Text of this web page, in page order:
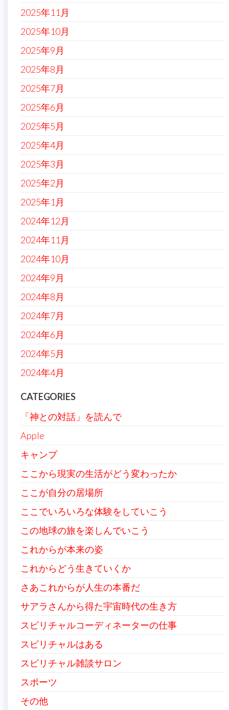
2025年11月
2025年10月
2025年9月
2025年8月
2025年7月
2025年6月
2025年5月
2025年4月
2025年3月
2025年2月
2025年1月
2024年12月
2024年11月
2024年10月
2024年9月
2024年8月
2024年7月
2024年6月
2024年5月
2024年4月
CATEGORIES
「神との対話」を読んで
Apple
キャンプ
ここから現実の生活がどう変わったか
ここが自分の居場所
ここでいろいろな体験をしていこう
この地球の旅を楽しんでいこう
これからが本来の姿
これからどう生きていくか
さあこれからが人生の本番だ
サアラさんから得た宇宙時代の生き方
スピリチャルコーディネーターの仕事
スピリチャルはある
スピリチャル雑談サロン
スポーツ
その他